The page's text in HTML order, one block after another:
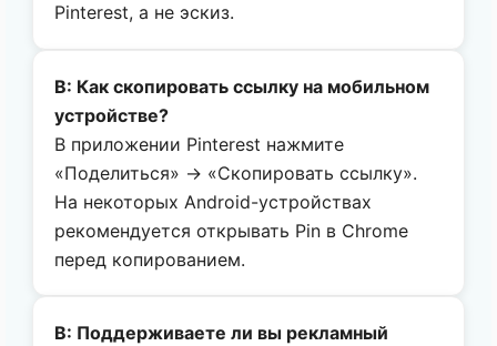
Pinterest, а не эскиз.
В: Как скопировать ссылку на мобильном
устройстве?
В приложении Pinterest нажмите
«Поделиться» → «Скопировать ссылку».
На некоторых Android-устройствах
рекомендуется открывать Pin в Chrome
перед копированием.
В: Поддерживаете ли вы рекламный